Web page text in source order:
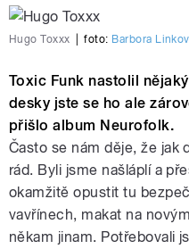
Hugo Toxxx foto: Barbora
Toxic Funk nastolil
desky jste se ho ale
přišlo album Neurofolk.
Často se nám děje, že jak
rád. Byli jsme našláplí a
okamžitě opustit tu
vavřínech, makat na
někam jinam. Potřebovali